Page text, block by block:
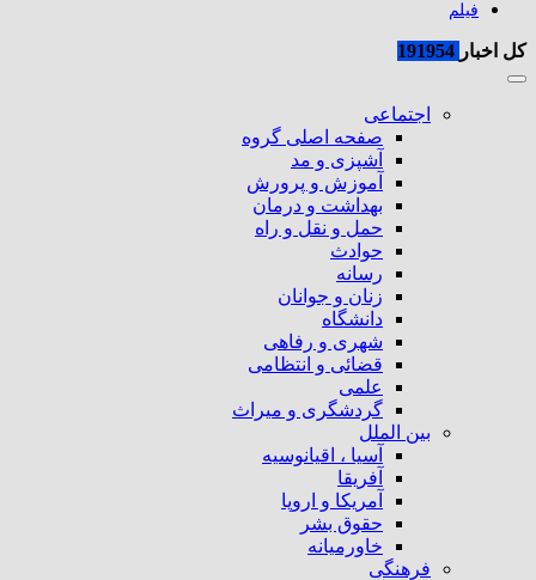
فیلم
کل اخبار
اجتماعی
صفحه اصلی گروه
آشپزی و مد
آموزش و پرورش
بهداشت و درمان
حمل و نقل و راه
حوادث
رسانه
زنان و جوانان
دانشگاه
شهری و رفاهی
قضائی و انتظامی
علمی
گردشگری و میراث
بین الملل
آسیا ، اقیانوسیه
آفریقا
آمریکا و اروپا
حقوق بشر
خاورمیانه
فرهنگی